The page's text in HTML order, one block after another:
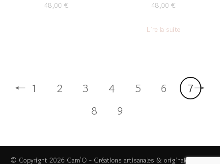
48,00€
48,00 €
Lire la suite
← 1 2 3 4 5 6
7
8
9
→
© Copyright 2026 Cam'O - Créations artisanales & originales. Tous